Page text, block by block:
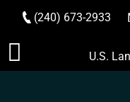
Saltar
(240) 673-2933
U.S.